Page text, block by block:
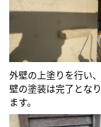
外壁の上塗りを行い、
壁の塗装は完了となり
ます。